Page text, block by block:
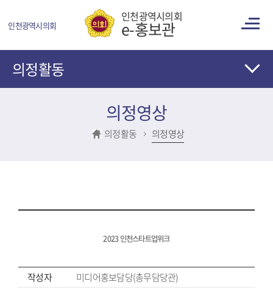
인천광역시의회
인천광역시의회
e-홍보관
의정활동
의정영상
의정활동 의정영상
2023 인천스타트업위크
작성자
미디어홍보담당(총무담당관)